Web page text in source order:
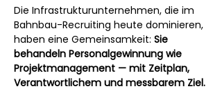
Die Infrastrukturunternehmen, die im
Bahnbau-Recruiting heute dominieren,
haben eine Gemeinsamkeit: Sie
behandeln Personalgewinnung wie
Projektmanagement — mit Zeitplan,
Verantwortlichem und messbarem Ziel.